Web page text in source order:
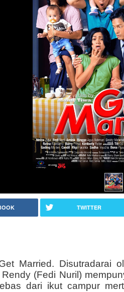
TWITTER
Married. Disutradarai
(Fedi Nuril)
dari ikut campur